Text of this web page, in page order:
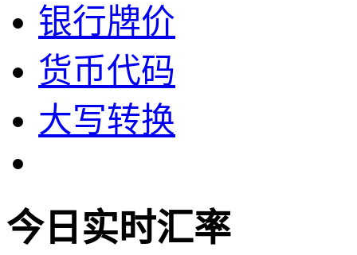
银行牌价
货币代码
大写转换
今日实时汇率